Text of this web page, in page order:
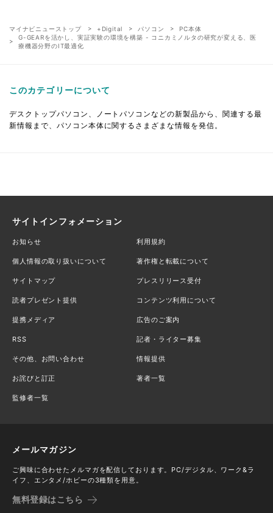
マイナビニューストップ +Digital パソコン
PC本体
G-GEARを活かし、実証実験の環境を構築 - コニカミノルタの研究が変える、医
療機器分野のIT最適化
このカテゴリーについて
デスクトップパソコン、ノートパソコンなどの新製品から、関連する最
新情報まで、パソコン本体に関するさまざまな情報を発信。
サイトインフォメーション
お知らせ 利用規約
個人情報の取り扱いについて 著作権と転載について
サイトマップ プレスリリース受付
読者プレゼント提供 コンテンツ利用について
提携メディア 広告のご案内
RSS 記者・ライター募集
その他、お問い合わせ 情報提供
お詫びと訂正 著者一覧
監修者一覧
メールマガジン
ご興味に合わせたメルマガを配信しております。PC/デジタル、ワーク&ラ
イフ、エンタメ/ホビーの3種類を用意。
無料登録はこちら